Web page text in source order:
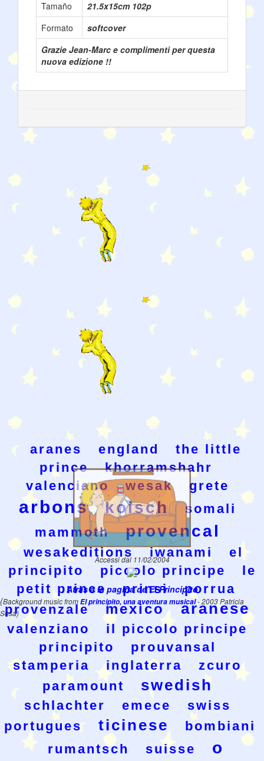
Tamaño
21.5x15cm 102p
Formato
softcover
Grazie Jean-Marc e complimenti per questa
nuova edizione !!
aranes england
the little
prince
khorramshahr
valenciano
wesak grete
arbons kolsch
somali
mammoth
provencal
wesakeditions iwanami
el
principito
piccolo principe
le
petit prince
prinsi
porrua
provenzale
mexico aranese
valenziano
il piccolo principe
principito
prouvansal
stamperia
inglaterra
zcuro
paramount
swedish
schlachter emece
swiss
portugues
ticinese
bombiani
rumantsch
suisse
o
Accessi dal 11/02/2004
Atras a la pagina de El Principito
(Background music fromEl principito, una aventura musical- 2003 Patricia
Sosa)